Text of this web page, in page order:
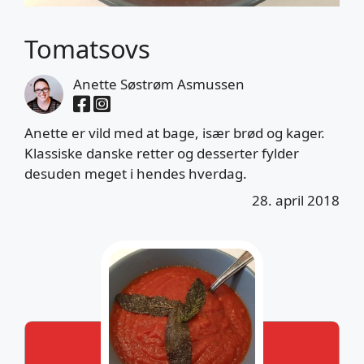
Tomatsovs
Anette Søstrøm Asmussen
Anette er vild med at bage, især brød og kager.
Klassiske danske retter og desserter fylder
desuden meget i hendes hverdag.
28. april 2018